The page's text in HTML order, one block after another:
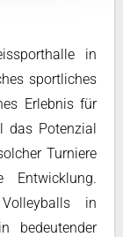
in
sportliches
Erlebnis für
das Potenzial
Turniere
in
bedeutender